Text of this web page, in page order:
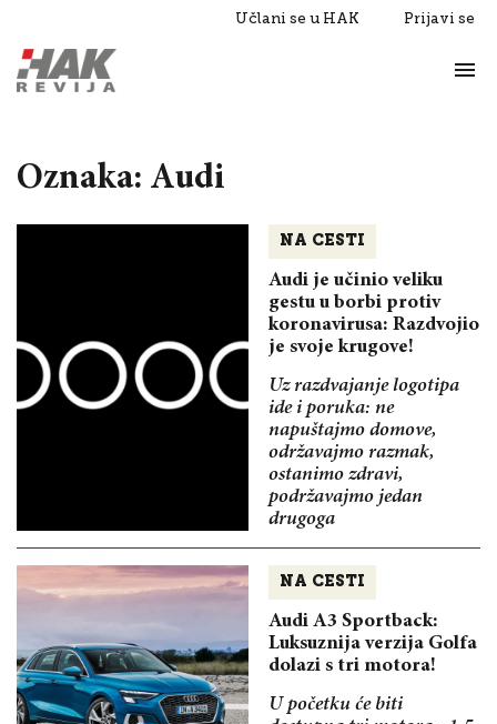
Učlani se u HAK Prijavi se
Razgovori
Oznaka: Audi
NA CESTI
Audi je učinio veliku
gestu u borbi protiv
koronavirusa: Razdvojio
je svoje krugove!
Uz razdvajanje logotipa
ide i poruka: ne
napuštajmo domove,
održavajmo razmak,
ostanimo zdravi,
podržavajmo jedan
drugoga
NA CESTI
Audi A3 Sportback:
Luksuznija verzija Golfa
dolazi s tri motora!
U početku će biti